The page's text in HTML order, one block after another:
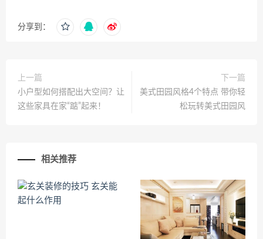
分享到：
上一篇
小户型如何搭配出大空间？让
这些家具在家“踮”起来！
下一篇
美式田园风格4个特点 带你轻
松玩转美式田园风
相关推荐